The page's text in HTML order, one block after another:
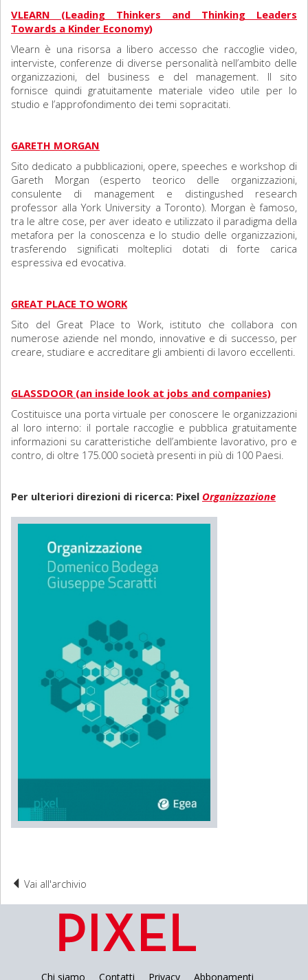
VLEARN (Leading Thinkers and Thinking Leaders
Towards a Kinder Economy)
Vlearn è una risorsa a libero accesso che raccoglie video,
interviste, conferenze di diverse personalità nell’ambito delle
organizzazioni, del business e del management. Il sito
fornisce quindi gratuitamente materiale video utile per lo
studio e l’approfondimento dei temi sopracitati.
GARETH MORGAN
Sito dedicato a pubblicazioni, opere, speeches e workshop di
Gareth Morgan (esperto teorico delle organizzazioni,
consulente di management e distingushed research
professor alla York University a Toronto). Morgan è famoso,
tra le altre cose, per aver ideato e utilizzato il paradigma della
metafora per la conoscenza e lo studio delle organizzazioni,
trasferendo significati molteplici dotati di forte carica
espressiva ed evocativa.
GREAT PLACE TO WORK
Sito del Great Place to Work, istituto che collabora con
numerose aziende nel mondo, innovative e di successo, per
creare, studiare e accreditare gli ambienti di lavoro eccellenti.
GLASSDOOR (an inside look at jobs and companies)
Costituisce una porta virtuale per conoscere le organizzazioni
al loro interno: il portale raccoglie e pubblica gratuitamente
informazioni su caratteristiche dell’ambiente lavorativo, pro e
contro, di oltre 175.000 società presenti in più di 100 Paesi.
Per ulteriori direzioni di ricerca: Pixel Organizzazione
Vai all'archivio
Chi siamo Contatti Privacy Abbonamenti